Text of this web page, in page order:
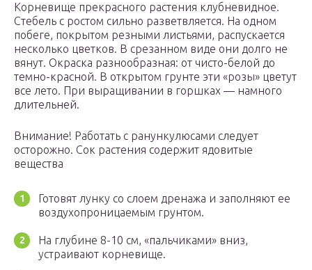
Корневище прекрасного растения клубневидное.
Стебель с ростом сильно разветвляется. На одном
побеге, покрытом резными листьями, распускается
несколько цветков. В срезанном виде они долго не
вянут. Окраска разнообразная: от чисто-белой до
темно-красной. В открытом грунте эти «розы» цветут
все лето. При выращивании в горшках — намного
длительней.
Внимание! Работать с ранункулюсами следует
осторожно. Сок растения содержит ядовитые
вещества
Готовят лунку со слоем дренажа и заполняют ее
воздухопроницаемым грунтом.
На глубине 8-10 см, «пальчиками» вниз,
устраивают корневище.